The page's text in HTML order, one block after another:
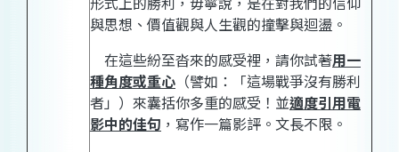
與思想、價值觀與人生觀的撞擊與迴盪。
在這些紛至沓來的感受裡，請你試著用一
種角度或重心 （譬如：「這場戰爭沒有勝利
者」）來囊括你多重的感受！並適度引用電
影中的佳句 ，寫作一篇影評。文長不限。